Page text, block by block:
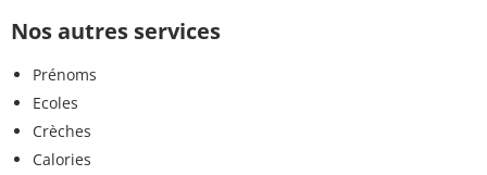
Nos autres services
Prénoms
Ecoles
Crèches
Calories